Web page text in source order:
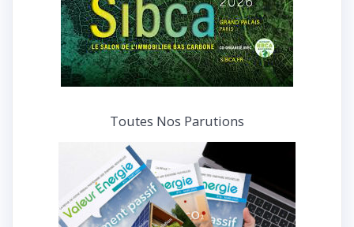
Toutes Nos Parutions